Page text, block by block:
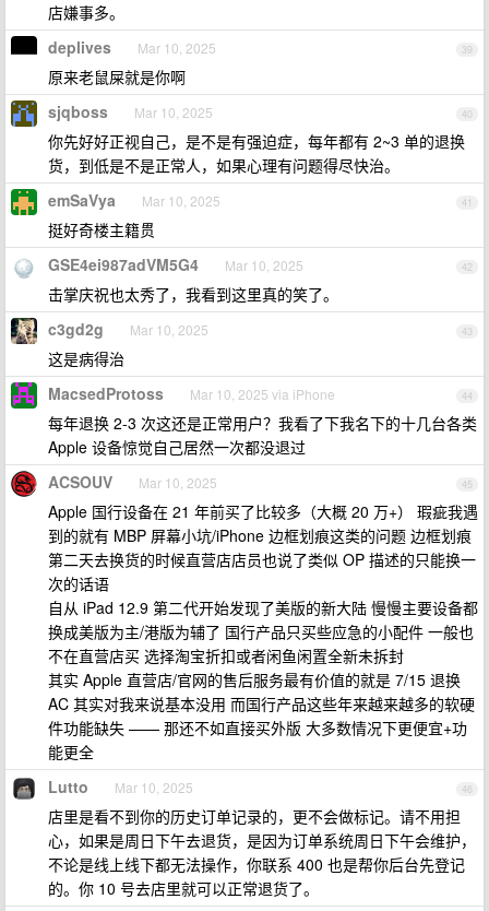
店嫌事多。
39
deplives Mar 10, 2025
原来老鼠屎就是你啊
40
sjqboss Mar 10, 2025
你先好好正视自己，是不是有强迫症，每年都有 2~3 单的退换
货，到低是不是正常人，如果心理有问题得尽快治。
41
emSaVya Mar 10, 2025
挺好奇楼主籍贯
42
GSE4ei987adVM5G4 Mar 10, 2025
击掌庆祝也太秀了，我看到这里真的笑了。
43
c3gd2g Mar 10, 2025
这是病得治
44
MacsedProtoss Mar 10, 2025 via iPhone
每年退换 2-3 次这还是正常用户？我看了下我名下的十几台各类
Apple 设备惊觉自己居然一次都没退过
45
ACSOUV Mar 10, 2025
Apple 国行设备在 21 年前买了比较多（大概 20 万+） 瑕疵我遇
到的就有 MBP 屏幕小坑/iPhone 边框划痕这类的问题 边框划痕
第二天去换货的时候直营店店员也说了类似 OP 描述的只能换一
次的话语
自从 iPad 12.9 第二代开始发现了美版的新大陆 慢慢主要设备都
换成美版为主/港版为辅了 国行产品只买些应急的小配件 一般也
不在直营店买 选择淘宝折扣或者闲鱼闲置全新未拆封
其实 Apple 直营店/官网的售后服务最有价值的就是 7/15 退换
AC 其实对我来说基本没用 而国行产品这些年来越来越多的软硬
件功能缺失 —— 那还不如直接买外版 大多数情况下更便宜+功
能更全
46
Lutto Mar 10, 2025
店里是看不到你的历史订单记录的，更不会做标记。请不用担
心，如果是周日下午去退货，是因为订单系统周日下午会维护，
不论是线上线下都无法操作，你联系 400 也是帮你后台先登记
的。你 10 号去店里就可以正常退货了。